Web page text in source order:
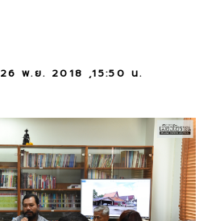
26 พ.ย. 2018 ,15:50 น.